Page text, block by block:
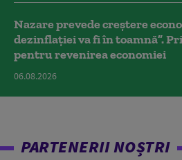
Nazare prevede creștere
dezinflației va fi în toamnă”.
pentru revenirea economiei
06.08.2026
PARTENERII NOȘTRI